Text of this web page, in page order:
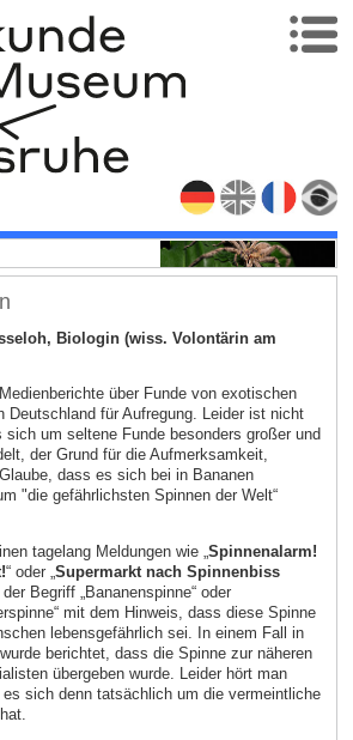
Biologin (wiss. Volontärin am
über Funde von exotischen
Deutschland für Aufregung. Leider ist nicht
um seltene Funde besonders großer und
der Grund für die Aufmerksamkeit,
dass es sich bei in Bananen
"die gefährlichsten Spinnen der Welt“
tagelang Meldungen wie „Spinnenalarm!
“ oder „Supermarkt nach Spinnenbiss
Begriff „Bananenspinne“ oder
mit dem Hinweis, dass diese Spinne
lebensgefährlich sei. In einem Fall in
berichtet, dass die Spinne zur näheren
übergeben wurde. Leider hört man
sich denn tatsächlich um die vermeintliche